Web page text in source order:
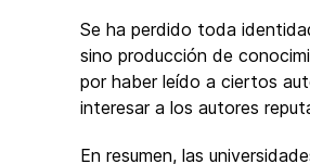
Se ha perdido toda
sino producción de
por haber leído a ciertos
interesar a los autores
En resumen, las